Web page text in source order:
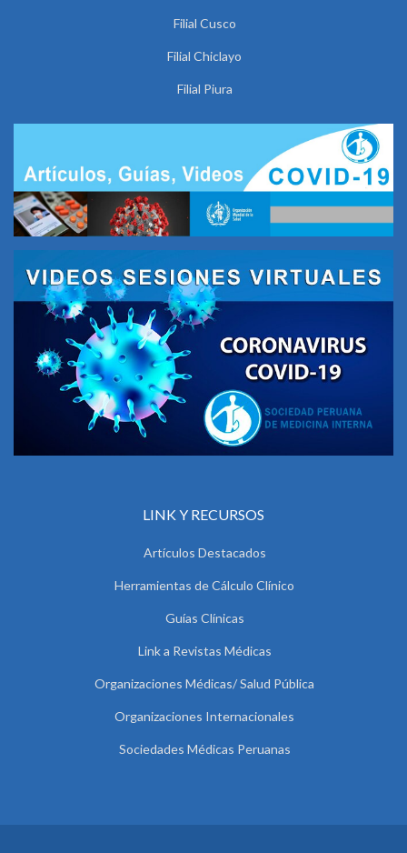
Filial Cusco
Filial Chiclayo
Filial Piura
LINK Y RECURSOS
Artículos Destacados
Herramientas de Cálculo Clínico
Guías Clínicas
Link a Revistas Médicas
Organizaciones Médicas/ Salud Pública
Organizaciones Internacionales
Sociedades Médicas Peruanas